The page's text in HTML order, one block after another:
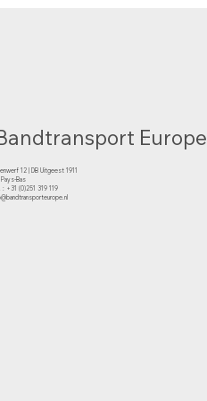
Europe
12 | DB Uitgeest 1911
Pays-Bas
: +31 (0)251 319 119